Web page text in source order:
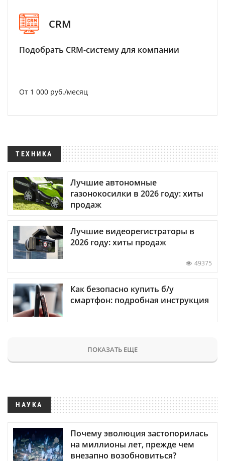
CRM
Подобрать CRM-систему для компании
От 1 000 руб./месяц
ТЕХНИКА
Лучшие автономные
газонокосилки в 2026 году: хиты
продаж
Лучшие видеорегистраторы в
2026 году: хиты продаж
49375
Как безопасно купить б/у
смартфон: подробная инструкция
ПОКАЗАТЬ ЕЩЕ
НАУКА
Почему эволюция застопорилась
на миллионы лет, прежде чем
внезапно возобновиться?